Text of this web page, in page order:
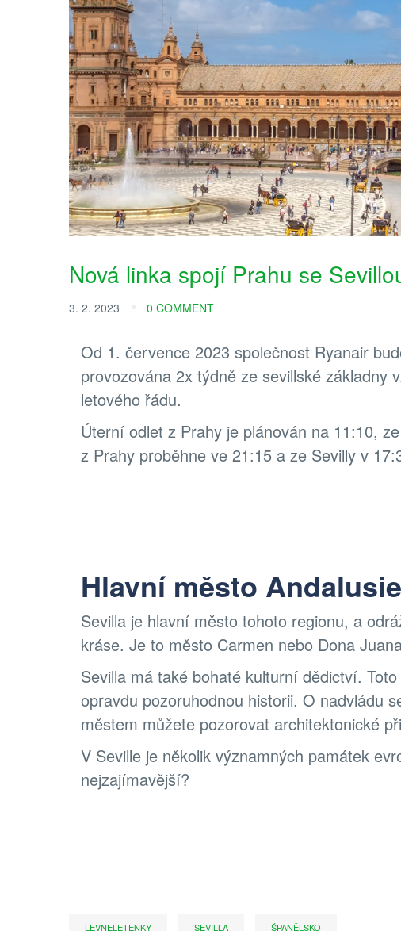
Nová linka spojí Prahu se
3. 2. 2023 0 COMMENT
Od 1. července 2023 společnost Ryanair
provozována 2x týdně ze sevillské
letového řádu.
Úterní odlet z Prahy je plánován na 11:10,
z Prahy proběhne ve 21:15 a ze Sevilly v
Hlavní město Andalusie
Sevilla je hlavní město tohoto regionu, a
kráse. Je to město Carmen nebo Dona
Sevilla má také bohaté kulturní dědictví.
opravdu pozoruhodnou historii. O nadvládu
městem můžete pozorovat architektonické
V Seville je několik významných památek
nejzajímavější?
LEVNELETENKY SEVILLA ŠPANĚLSKO